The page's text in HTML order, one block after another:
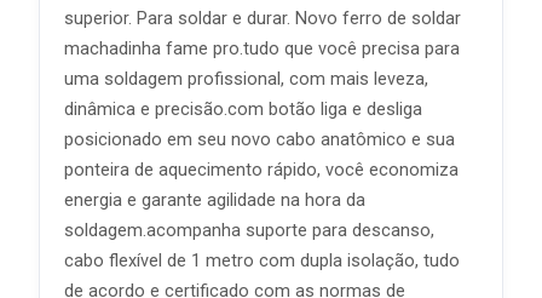
superior. Para soldar e durar. Novo ferro de soldar
machadinha fame pro.tudo que você precisa para
uma soldagem profissional, com mais leveza,
dinâmica e precisão.com botão liga e desliga
posicionado em seu novo cabo anatômico e sua
ponteira de aquecimento rápido, você economiza
energia e garante agilidade na hora da
soldagem.acompanha suporte para descanso,
cabo flexível de 1 metro com dupla isolação, tudo
de acordo e certificado com as normas de